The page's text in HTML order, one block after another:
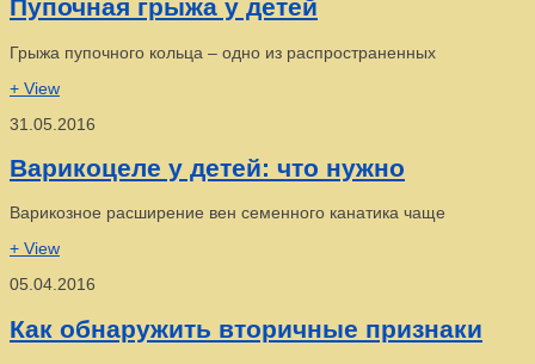
Пупочная грыжа у детей
Грыжа пупочного кольца – одно из распространенных
+ View
31.05.2016
Варикоцеле у детей: что нужно
Варикозное расширение вен семенного канатика чаще
+ View
05.04.2016
Как обнаружить вторичные признаки